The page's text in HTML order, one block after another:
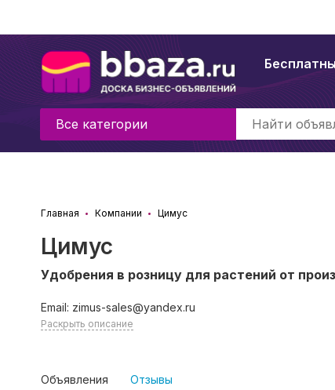
Все категории
Главная Компании Цимус
Цимус
Удобрения в розницу для растений от
Email: zimus-sales@yandex.ru
Раскрыть описание
Объявления Отзывы